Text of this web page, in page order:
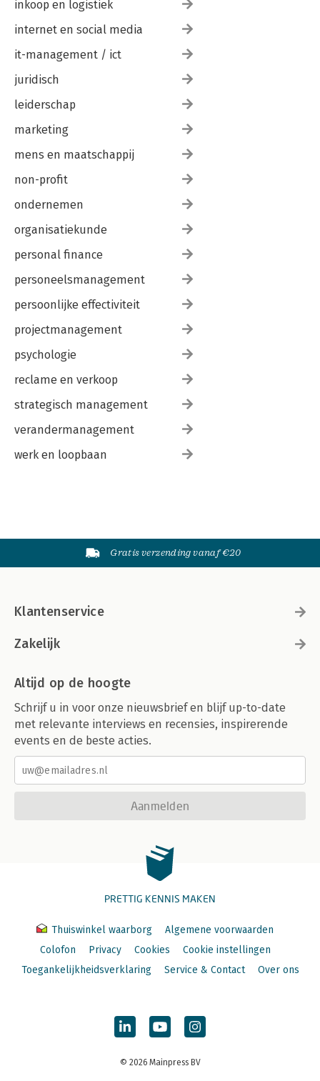
inkoop en logistiek
internet en social media
it-management / ict
juridisch
leiderschap
marketing
mens en maatschappij
non-profit
ondernemen
organisatiekunde
personal finance
personeelsmanagement
persoonlijke effectiviteit
projectmanagement
psychologie
reclame en verkoop
strategisch management
verandermanagement
werk en loopbaan
Gratis verzending vanaf €20
Klantenservice
Zakelijk
Altijd op de hoogte
Schrijf u in voor onze nieuwsbrief en blijf up-to-date
met relevante interviews en recensies, inspirerende
events en de beste acties.
Aanmelden
PRETTIG KENNIS MAKEN
Thuiswinkel waarborg
Algemene voorwaarden
Colofon
Privacy Cookies
Cookie instellingen
Toegankelijkheidsverklaring
Service & Contact Over ons
© 2026 Mainpress BV